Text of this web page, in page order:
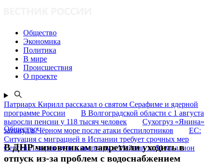
Общество
Экономика
Политика
В мире
Происшествия
О проекте
Патриарх Кирилл рассказал о святом Серафиме и ядерной
программе России
В Волгоградской области с 1 августа
выросли пенсии у 118 тысяч человек
Сухогруз «Янина»
затонул в Чёрном море после атаки беспилотников
ЕС:
Ситуация с миграцией в Испании требует срочных мер
Сергей Лазарев купил квартиру в Майами за $1 миллион
Общество
В ДНР чиновникам запретили уходить в
отпуск из-за проблем с водоснабжением